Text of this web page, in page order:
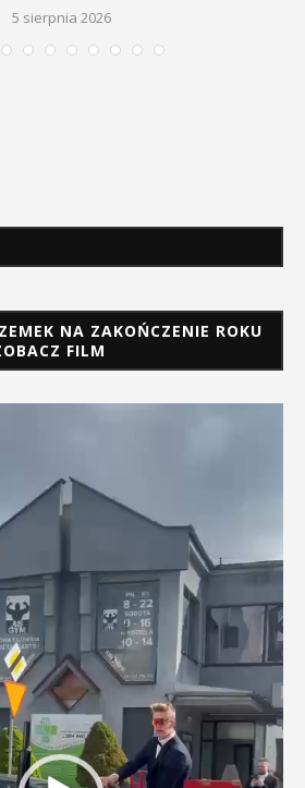
5 sierpnia 2026
NA ZAKOŃCZENIE ROKU
FILM